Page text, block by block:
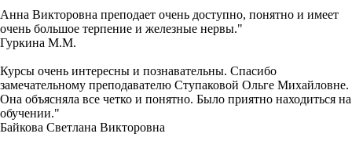
Анна Викторовна преподает очень доступно, понятно и имеет
очень большое терпение и железные нервы."
Гуркина М.М.
Курсы очень интересны и познавательны. Спасибо
замечательному преподавателю Ступаковой Ольге Михайловне.
Она объясняла все четко и понятно. Было приятно находиться на
обучении."
Байкова Светлана Викторовна